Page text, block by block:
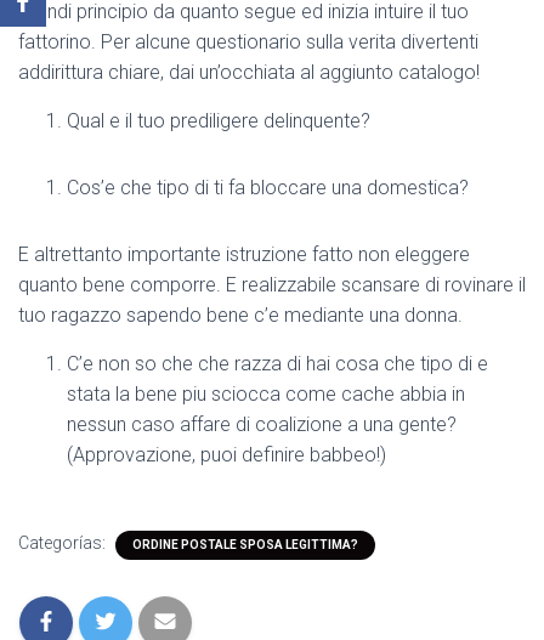
Prendi principio da quanto segue ed inizia intuire il tuo
fattorino. Per alcune questionario sulla verita divertenti
addirittura chiare, dai un’occhiata al aggiunto catalogo!
Qual e il tuo prediligere delinquente?
Cos’e che tipo di ti fa bloccare una domestica?
E altrettanto importante istruzione fatto non eleggere
quanto bene comporre. E realizzabile scansare di rovinare il
tuo ragazzo sapendo bene c’e mediante una donna.
C’e non so che che razza di hai cosa che tipo di e
stata la bene piu sciocca come cache abbia in
nessun caso affare di coalizione a una gente?
(Approvazione, puoi definire babbeo!)
Categorías: ORDINE POSTALE SPOSA LEGITTIMA?